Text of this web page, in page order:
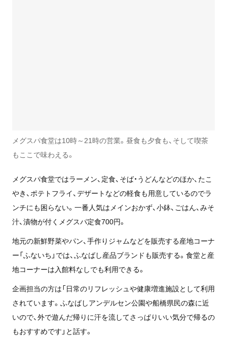
メグスパ食堂は10時～21時の営業。昼食も夕食も、そして喫茶
もここで味わえる。
メグスパ食堂ではラーメン、定食、そば・うどんなどのほか、たこ
やき、ポテトフライ、デザートなどの軽食も用意しているのでラ
ンチにも困らない。一番人気はメインおかず、小鉢、ごはん、みそ
汁、漬物が付くメグスパ定食700円。
地元の新鮮野菜やパン、手作りジャムなどを販売する産地コーナ
ー「ふないち」では、ふなばし産品ブランドも販売する。食堂と産
地コーナーは入館料なしでも利用できる。
企画担当の方は「日常のリフレッシュや健康増進施設として利用
されています。ふなばしアンデルセン公園や船橋県民の森に近
いので、外で遊んだ帰りに汗を流してさっぱりいい気分で帰るの
もおすすめです」と話す。